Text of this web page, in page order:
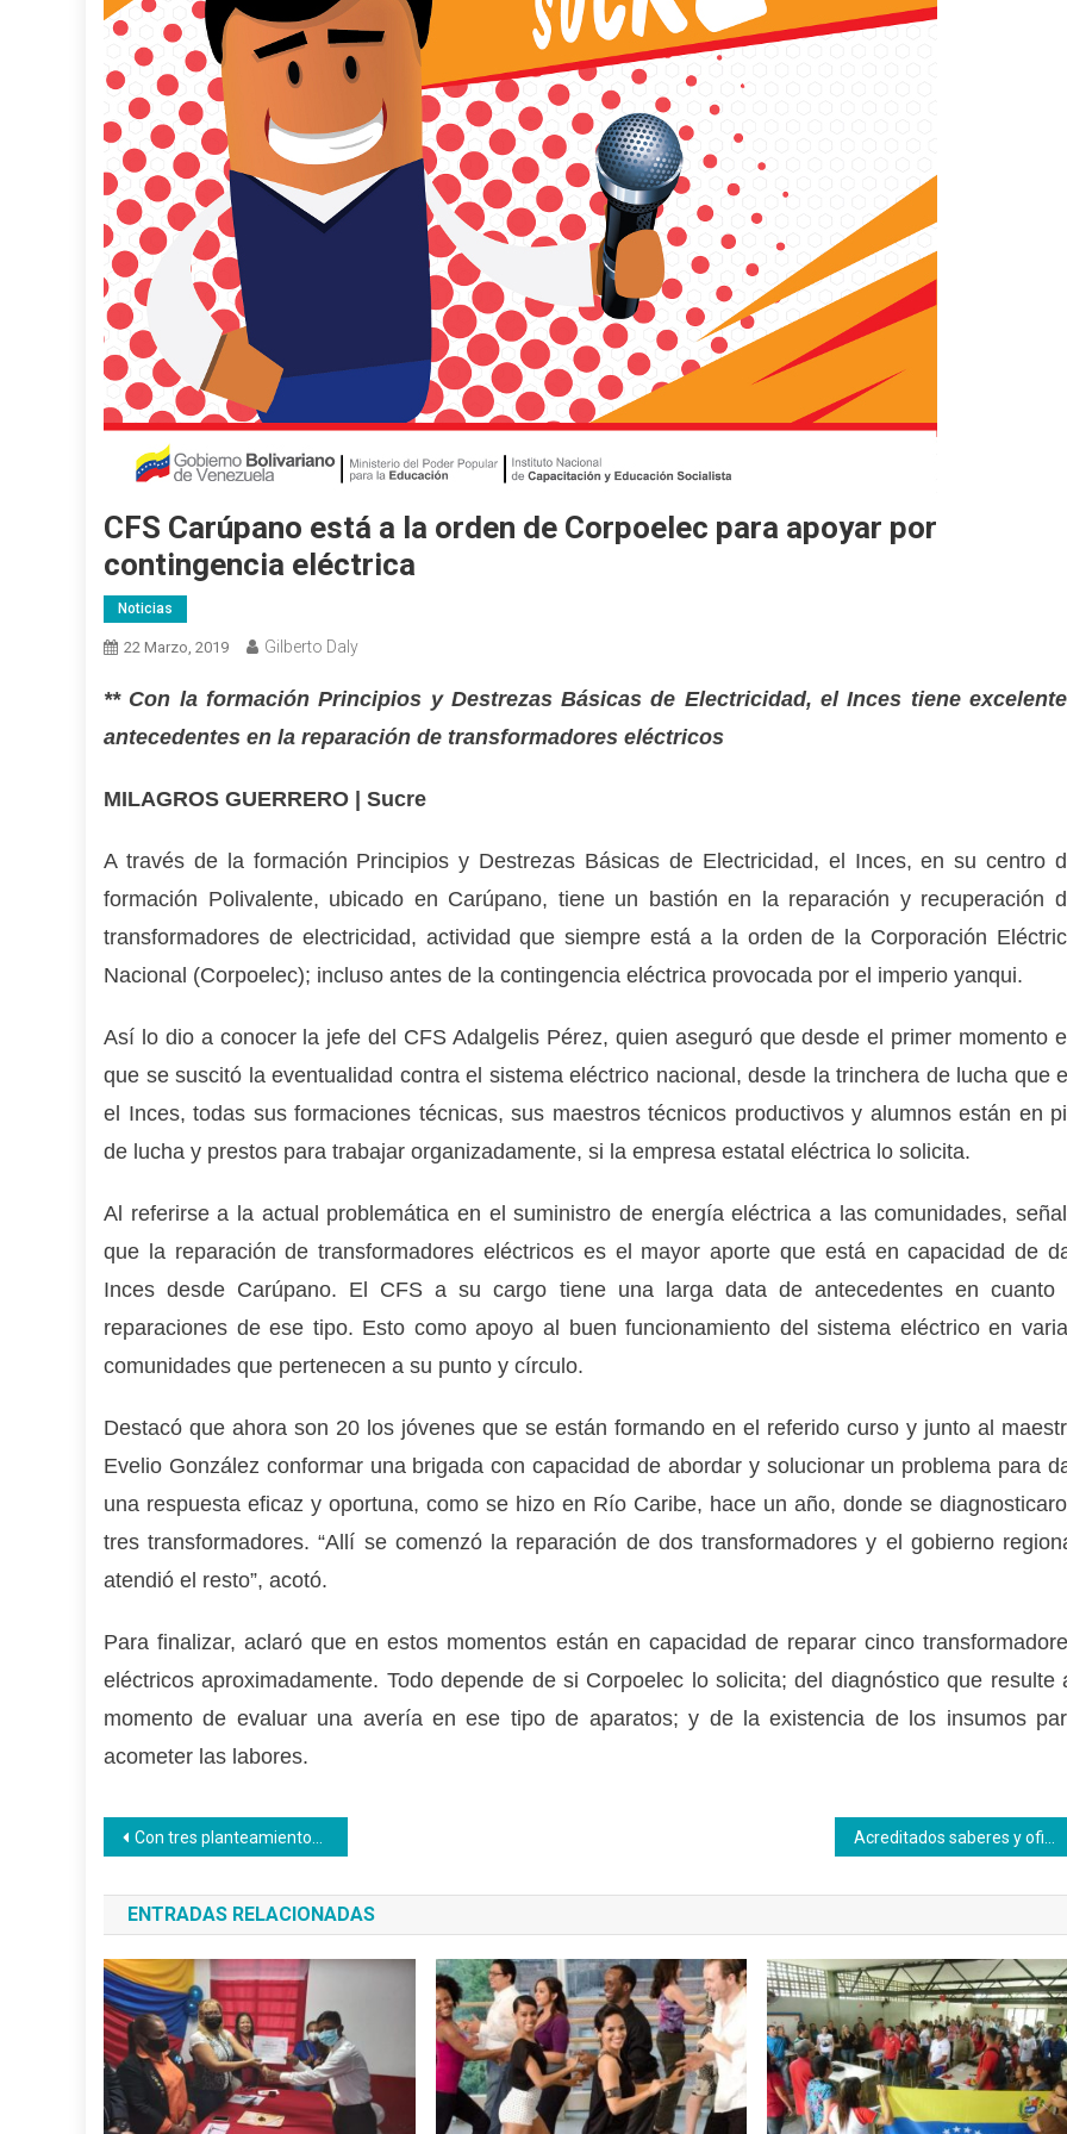
CFS Carúpano está a la orden de Corpoelec para apoyar por
contingencia eléctrica
Noticias
22 Marzo, 2019 Gilberto Daly
** Con la formación Principios y Destrezas Básicas de Electricidad, el Inces tiene
antecedentes en la reparación de transformadores eléctricos
MILAGROS GUERRERO | Sucre
A través de la formación Principios y Destrezas Básicas de Electricidad, el Inces, en su centro
formación Polivalente, ubicado en Carúpano, tiene un bastión en la reparación y recuperación
transformadores de electricidad, actividad que siempre está a la orden de la Corporación
Nacional (Corpoelec); incluso antes de la contingencia eléctrica provocada por el imperio yanqui.
Así lo dio a conocer la jefe del CFS Adalgelis Pérez, quien aseguró que desde el primer momento
que se suscitó la eventualidad contra el sistema eléctrico nacional, desde la trinchera de lucha que
el Inces, todas sus formaciones técnicas, sus maestros técnicos productivos y alumnos están en
de lucha y prestos para trabajar organizadamente, si la empresa estatal eléctrica lo solicita.
Al referirse a la actual problemática en el suministro de energía eléctrica a las comunidades,
que la reparación de transformadores eléctricos es el mayor aporte que está en capacidad de
Inces desde Carúpano. El CFS a su cargo tiene una larga data de antecedentes en cuanto
reparaciones de ese tipo. Esto como apoyo al buen funcionamiento del sistema eléctrico en
comunidades que pertenecen a su punto y círculo.
Destacó que ahora son 20 los jóvenes que se están formando en el referido curso y junto al
Evelio González conformar una brigada con capacidad de abordar y solucionar un problema para
una respuesta eficaz y oportuna, como se hizo en Río Caribe, hace un año, donde se
tres transformadores. “Allí se comenzó la reparación de dos transformadores y el gobierno
atendió el resto”, acotó.
Para finalizar, aclaró que en estos momentos están en capacidad de reparar cinco
eléctricos aproximadamente. Todo depende de si Corpoelec lo solicita; del diagnóstico que resulte
momento de evaluar una avería en ese tipo de aparatos; y de la existencia de los insumos
acometer las labores.
Navegación
de
entradas
Con tres planteamientos productivos inició encuentro con el Banco del Tesoro
ENTRADAS RELACIONADAS